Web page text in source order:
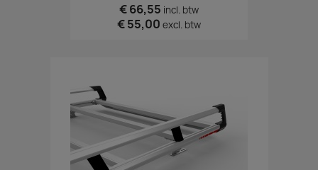
€ 66,55 incl. btw
€ 55,00 excl. btw